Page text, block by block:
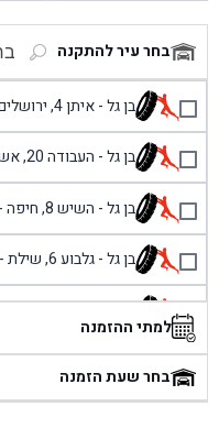
בחר עיר להתקנה
בן גל - איתן 4, ירושלים - ירושלים
בן גל - העבודה 20, אשקלון - אשקלון
בן גל - השיש 8, חיפה - חיפה
בן גל - גלבוע 6, שילת - שילת
בן גל - פוריידיס, כניסה
בן גל - שכונת אזור
למתי ההזמנה
בחר שעת הזמנה